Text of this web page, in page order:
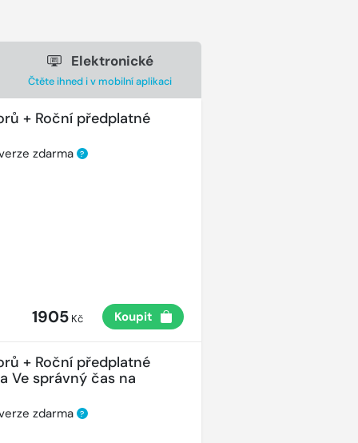
Elektronické
Čtěte ihned i v mobilní aplikaci
+ Roční předplatné
zdarma ?
1905Kč Koupit
+ Roční předplatné
Ve správný čas na
zdarma ?